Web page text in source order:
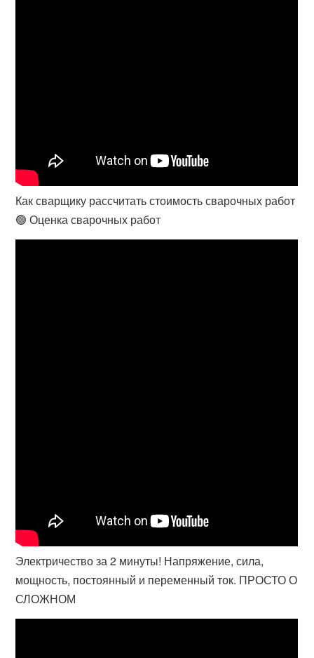
Как сварщику рассчитать стоимость сварочных работ
🟢 Оценка сварочных работ
Электричество за 2 минуты! Напряжение, сила,
мощность, постоянный и переменный ток. ПРОСТО О
СЛОЖНОМ